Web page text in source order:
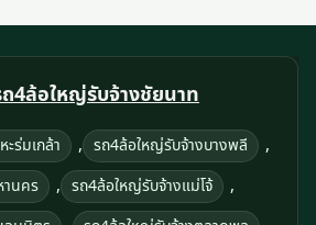
ถ4ล้อใหญ่รับจ้างชัยนาท
ร่มเกล้า , รถ4ล้อใหญ่รับจ้างบางพลี ,
นคร , รถ4ล้อใหญ่รับจ้างแม่โจ้ ,